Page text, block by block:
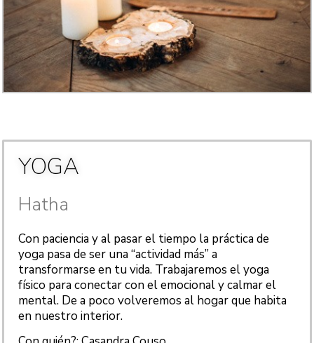
YOGA
Hatha
Con paciencia y al pasar el tiempo la práctica de
yoga pasa de ser una “actividad más” a
transformarse en tu vida. Trabajaremos el yoga
físico para conectar con el emocional y calmar el
mental. De a poco volveremos al hogar que habita
en nuestro interior.